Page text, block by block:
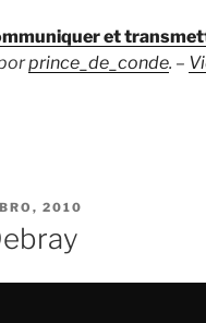
et
prince_de_conde. –
2010